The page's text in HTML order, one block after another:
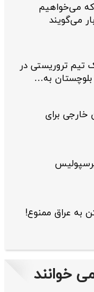
است که می‌خواهیم
می‌گویند
تیم تروریستی در
به…
خارجی برای
به عراق ممنوع!
خوانند